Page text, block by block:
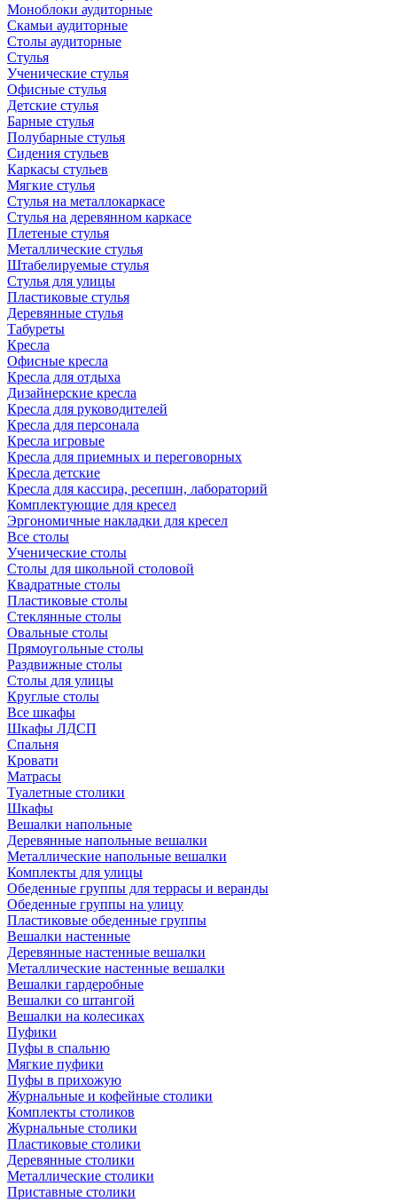
Моноблоки аудиторные
Скамьи аудиторные
Столы аудиторные
Стулья
Ученические стулья
Офисные стулья
Детские стулья
Барные стулья
Полубарные стулья
Сидения стульев
Каркасы стульев
Мягкие стулья
Стулья на металлокаркасе
Стулья на деревянном каркасе
Плетеные стулья
Металлические стулья
Штабелируемые стулья
Стулья для улицы
Пластиковые стулья
Деревянные стулья
Табуреты
Кресла
Офисные кресла
Кресла для отдыха
Дизайнерские кресла
Кресла для руководителей
Кресла для персонала
Кресла игровые
Кресла для приемных и переговорных
Кресла детские
Кресла для кассира, ресепшн, лабораторий
Комплектующие для кресел
Эргономичные накладки для кресел
Все столы
Ученические столы
Столы для школьной столовой
Квадратные столы
Пластиковые столы
Стеклянные столы
Овальные столы
Прямоугольные столы
Раздвижные столы
Столы для улицы
Круглые столы
Все шкафы
Шкафы ЛДСП
Спальня
Кровати
Матрасы
Туалетные столики
Шкафы
Вешалки напольные
Деревянные напольные вешалки
Металлические напольные вешалки
Комплекты для улицы
Обеденные группы для террасы и веранды
Обеденные группы на улицу
Пластиковые обеденные группы
Вешалки настенные
Деревянные настенные вешалки
Металлические настенные вешалки
Вешалки гардеробные
Вешалки со штангой
Вешалки на колесиках
Пуфики
Пуфы в спальню
Мягкие пуфики
Пуфы в прихожую
Журнальные и кофейные столики
Комплекты столиков
Журнальные столики
Пластиковые столики
Деревянные столики
Металлические столики
Приставные столики